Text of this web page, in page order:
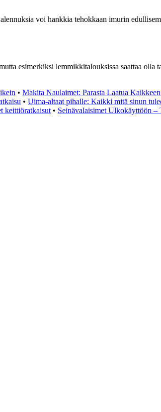
voi hankkia tehokkaan imurin
esimerkiksi lemmikkitalouksissa saattaa olla
• Makita Naulaimet: Parasta Laatua
• Uima-altaat pihalle: Kaikki mitä sinun
keittiöratkaisut • Seinävalaisimet Ulkokäyttöön –